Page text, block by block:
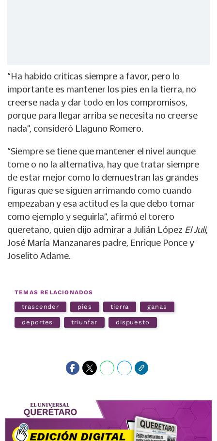
“Ha habido criticas siempre a favor, pero lo
importante es mantener los pies en la tierra, no
creerse nada y dar todo en los compromisos,
porque para llegar arriba se necesita no creerse
nada”, consideró Llaguno Romero.
“Siempre se tiene que mantener el nivel aunque
tome o no la alternativa, hay que tratar siempre
de estar mejor como lo demuestran las grandes
figuras que se siguen arrimando como cuando
empezaban y esa actitud es la que debo tomar
como ejemplo y seguirla”, afirmó el torero
queretano, quien dijo admirar a Julián López El Juli,
José María Manzanares padre, Enrique Ponce y
Joselito Adame.
TEMAS RELACIONADOS
trascender pies tierra ganas
deportes triunfar dispuesto